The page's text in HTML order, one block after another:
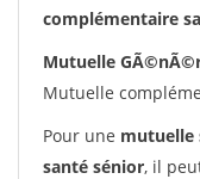
complémentaire
Mutuelle
Mutuelle
Pour une mutuelle
santé sénior, il